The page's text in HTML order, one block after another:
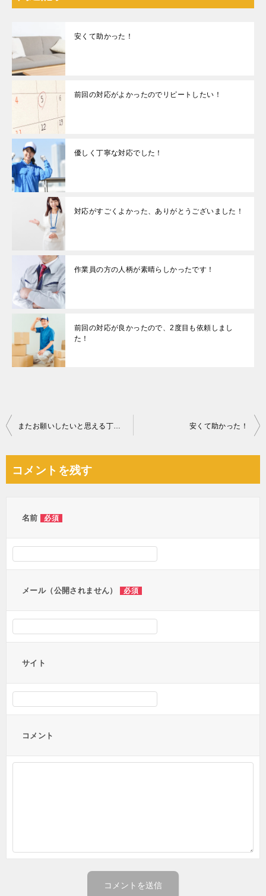
安くて助かった！
前回の対応がよかったのでリピートしたい！
優しく丁寧な対応でした！
対応がすごくよかった、ありがとうございました！
作業員の方の人柄が素晴らしかったです！
前回の対応が良かったので、2度目も依頼しまし
た！
投
ビ
またお願いしたいと思える丁寧な作業でした！ 安くて助かった！
コメントを残す
名前 必須
メール（公開されません） 必須
サイト
コメント